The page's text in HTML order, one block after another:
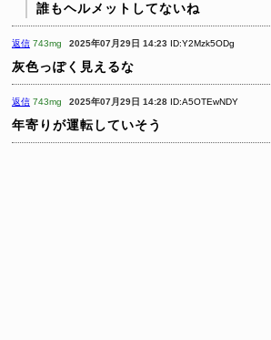
誰もヘルメットしてないね
返信 743mg 2025年07月29日 14:23 ID:Y2Mzk5ODg
灰色っぽく見えるな
返信 743mg 2025年07月29日 14:28 ID:A5OTEwNDY
年寄りが運転していそう